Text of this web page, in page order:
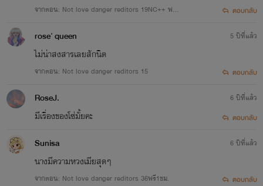
จากตอน: Not love danger reditors 19NC++ ฟรี1
ตอบกลับ
rose' queen
ไม่น่าสงสารเลยสักนิด
จากตอน: Not love danger reditors 15
5 ปีที่แล้ว
ตอบกลับ
RoseJ.
มีเรื่องของโซ่มั้ยคะ
6 ปีที่แล้ว
ตอบกลับ
Sunisa
นางมีความหวงเมียสุดๆ
จากตอน: Not love danger reditors 36ฟรี1ชม.
6 ปีที่แล้ว
ตอบกลับ